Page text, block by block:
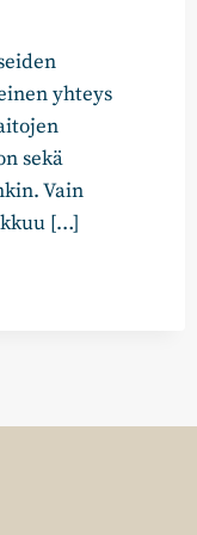
yhteys
sekä
Vain
[…]